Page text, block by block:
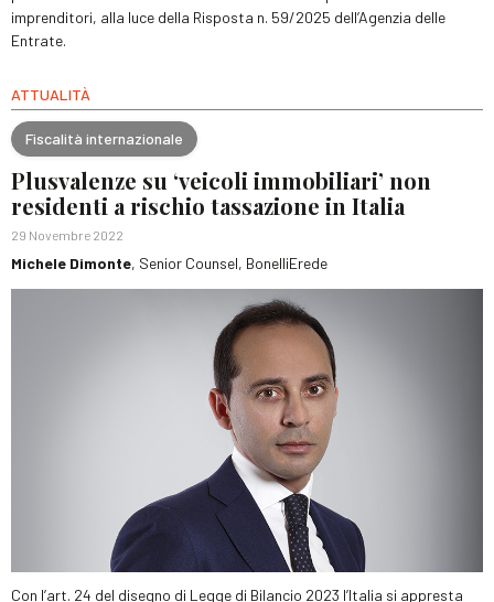
imprenditori, alla luce della Risposta n. 59/2025 dell’Agenzia delle
Entrate.
ATTUALITÀ
Fiscalità internazionale
Plusvalenze su ‘veicoli immobiliari’ non
residenti a rischio tassazione in Italia
29 Novembre 2022
Michele Dimonte, Senior Counsel, BonelliErede
Con l’art. 24 del disegno di Legge di Bilancio 2023 l’Italia si appresta